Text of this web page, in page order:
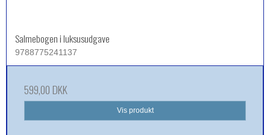
Salmebogen i luksusudgave
9788775241137
599,00 DKK
Vis produkt